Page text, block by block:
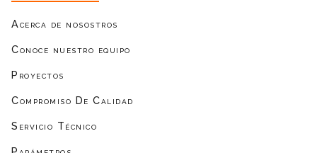
Acerca de nosostros
Conoce nuestro equipo
Proyectos
Compromiso De Calidad
Servicio Técnico